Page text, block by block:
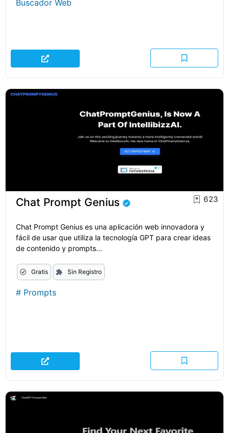
Buscador Web
Chat Prompt Genius 623
Chat Prompt Genius es una aplicación web innovadora y
fácil de usar que utiliza la tecnología GPT para crear ideas
de contenido y prompts...
Gratis Sin Registro
# Prompts